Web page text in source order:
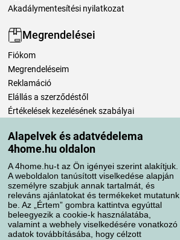
Alapelvek és adatvédelema
4home.hu oldalon
A 4home.hu-t az Ön igényei szerint alakítjuk.
A weboldalon tanúsított viselkedése alapján
személyre szabjuk annak tartalmát, és
releváns ajánlatokat és termékeket mutatunk
be. Az „Értem” gombra kattintva egyúttal
beleegyezik a cookie-k használatába,
valamint a webhely viselkedésére vonatkozó
adatok továbbításába, hogy célzott
Akadálymentesítési nyilatkozat
Megrendelései
Fiókom
Megrendeléseim
Reklamáció
Elállás a szerződéstől
Értékelések kezelésének szabályai
Szállítási módok
Fizetési módok